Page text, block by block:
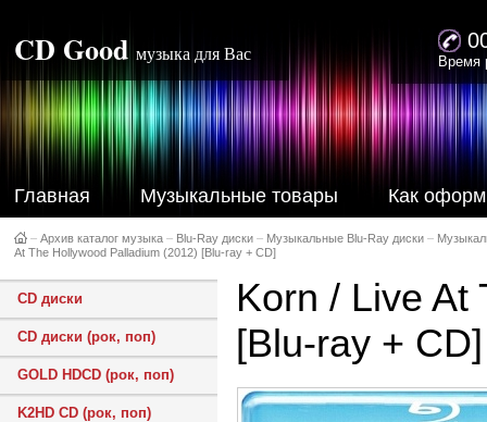
CD Good музыка для Вас Время
Главная Музыкальные товары Как
– Архив каталог музыка – Blu-Ray диски – Музыкальные Blu-Ray диски –
At The Hollywood Palladium (2012) [Blu-ray + CD]
CD диски
CD диски (рок, поп)
GOLD HDCD (рок, поп)
K2HD CD (рок, поп)
Korn / Live At
[Blu-ray + CD]